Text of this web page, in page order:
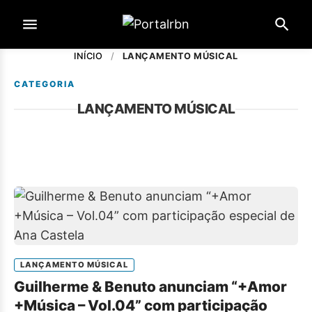
INÍCIO / LANÇAMENTO MÚSICAL
CATEGORIA
LANÇAMENTO MÚSICAL
LANÇAMENTO MÚSICAL
Guilherme & Benuto anunciam “+Amor
+Música – Vol.04” com participação